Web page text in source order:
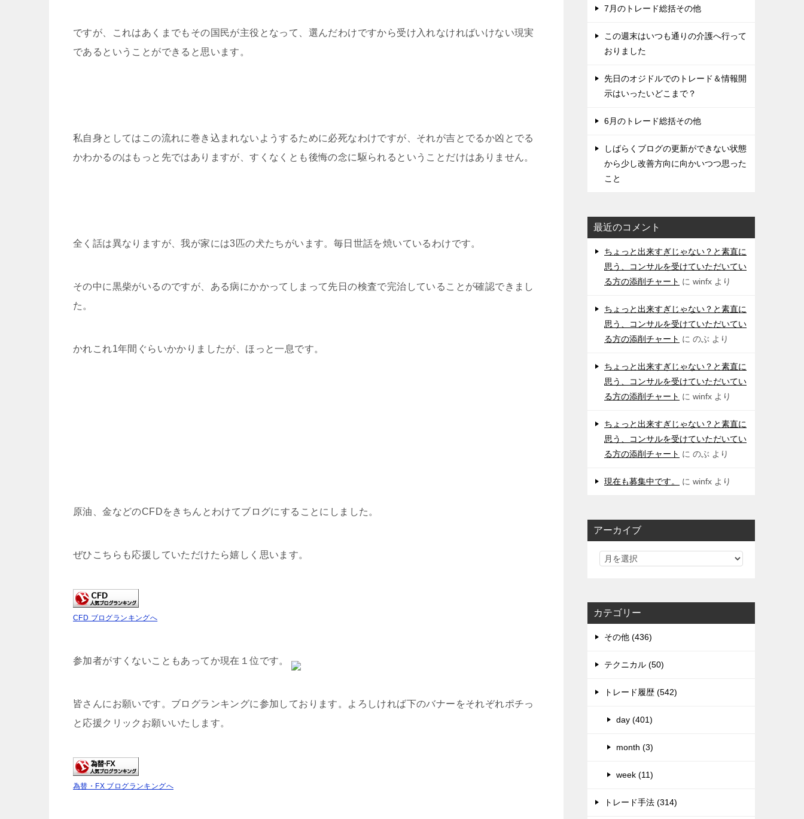
ですが、これはあくまでもその国民が主役となって、選んだわけですから受け入れなければいけない現実
であるということができると思います。
私自身としてはこの流れに巻き込まれないようするために必死なわけですが、それが吉とでるか凶とでる
かわかるのはもっと先ではありますが、すくなくとも後悔の念に駆られるということだけはありません。
全く話は異なりますが、我が家には3匹の犬たちがいます。毎日世話を焼いているわけです。
その中に黒柴がいるのですが、ある病にかかってしまって先日の検査で完治していることが確認できまし
た。
かれこれ1年間ぐらいかかりましたが、ほっと一息です。
原油、金などのCFDをきちんとわけてブログにすることにしました。
ぜひこちらも応援していただけたら嬉しく思います。
CFD ブログランキングへ
参加者がすくないこともあってか現在１位です。
皆さんにお願いです。ブログランキングに参加しております。よろしければ下のバナーをそれぞれポチっ
と応援クリックお願いいたします。
為替・FX ブログランキングへ
7月のトレード総括その他
この週末はいつも通りの介護へ行って
おりました
先日のオジドルでのトレード＆情報開
示はいったいどこまで？
6月のトレード総括その他
しばらくブログの更新ができない状態
から少し改善方向に向かいつつ思った
こと
最近のコメント
ちょっと出来すぎじゃない？と素直に
思う、コンサルを受けていただいてい
る方の添削チャート に winfx より
ちょっと出来すぎじゃない？と素直に
思う、コンサルを受けていただいてい
る方の添削チャート に のぶ より
ちょっと出来すぎじゃない？と素直に
思う、コンサルを受けていただいてい
る方の添削チャート に winfx より
ちょっと出来すぎじゃない？と素直に
思う、コンサルを受けていただいてい
る方の添削チャート に のぶ より
現在も募集中です。 に winfx より
アーカイブ
カテゴリー
その他 (436)
テクニカル (50)
トレード履歴 (542)
day (401)
month (3)
week (11)
トレード手法 (314)